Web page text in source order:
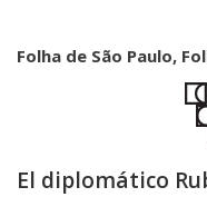
Folha de São Paulo,
El diplomático